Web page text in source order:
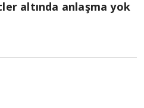
altında anlaşma yok